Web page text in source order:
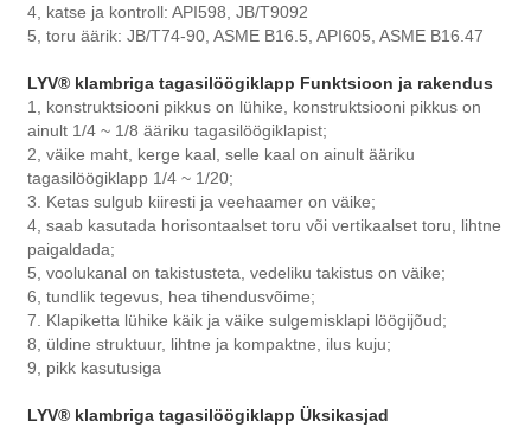
4, katse ja kontroll: API598, JB/T9092
5, toru äärik: JB/T74-90, ASME B16.5, API605, ASME B16.47
LYV® klambriga tagasilöögiklapp Funktsioon ja rakendus
1, konstruktsiooni pikkus on lühike, konstruktsiooni pikkus on
ainult 1/4 ~ 1/8 ääriku tagasilöögiklapist;
2, väike maht, kerge kaal, selle kaal on ainult ääriku
tagasilöögiklapp 1/4 ~ 1/20;
3. Ketas sulgub kiiresti ja veehaamer on väike;
4, saab kasutada horisontaalset toru või vertikaalset toru, lihtne
paigaldada;
5, voolukanal on takistusteta, vedeliku takistus on väike;
6, tundlik tegevus, hea tihendusvõime;
7. Klapiketta lühike käik ja väike sulgemisklapi löögijõud;
8, üldine struktuur, lihtne ja kompaktne, ilus kuju;
9, pikk kasutusiga
LYV® klambriga tagasilöögiklapp Üksikasjad